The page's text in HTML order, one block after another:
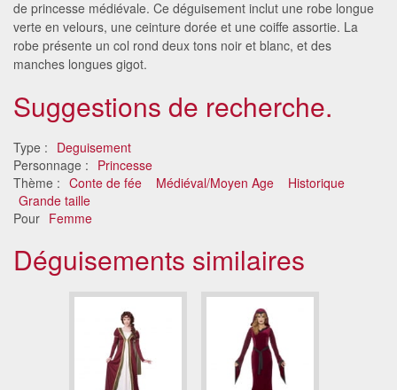
de princesse médiévale. Ce déguisement inclut une robe longue
verte en velours, une ceinture dorée et une coiffe assortie. La
robe présente un col rond deux tons noir et blanc, et des
manches longues gigot.
Suggestions de recherche.
Type : Deguisement
Personnage : Princesse
Thème : Conte de fée Médiéval/Moyen Age
Historique
Grande taille
Pour Femme
Déguisements similaires